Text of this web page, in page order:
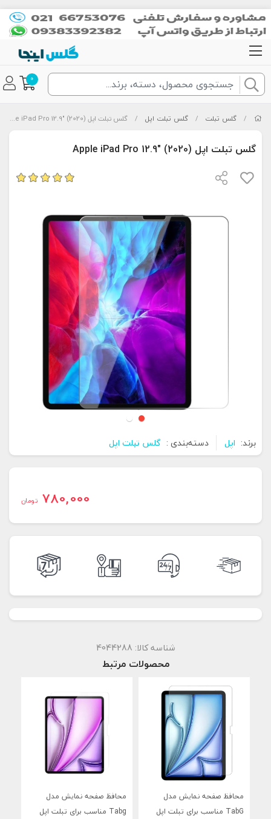
0
/ گلس تبلت / گلس تبلت اپل / گلس تبلت اپل Apple iPad Pro 12.9" (2020)
گلس تبلت اپل Apple iPad Pro 12.9" (2020)
برند: اپل دسته‌بندی : گلس تبلت اپل
780,000 تومان
شناسه کالا: 4044288
محصولات مرتبط
محافظ صفحه نمایش مدل
TabG مناسب برای تبلت اپل
محافظ صفحه نمایش مدل
Tabg مناسب برای تبلت اپل